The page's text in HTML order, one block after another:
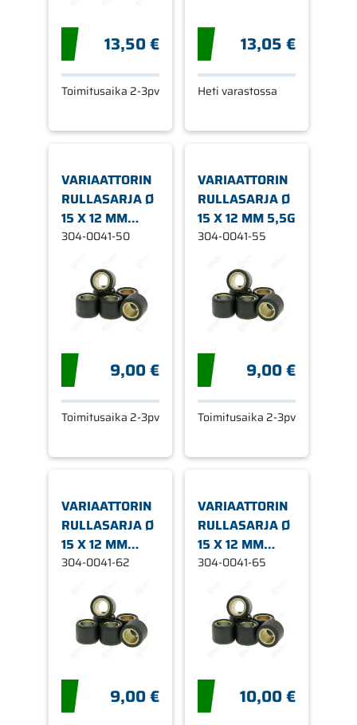
13,50 €
Toimitusaika 2-3pv
13,05 €
Heti varastossa
VARIAATTORIN
RULLASARJA Ø
15 X 12 MM
5,0G
304-0041-50
9,00 €
Toimitusaika 2-3pv
VARIAATTORIN
RULLASARJA Ø
15 X 12 MM 5,5G
304-0041-55
9,00 €
Toimitusaika 2-3pv
VARIAATTORIN
RULLASARJA Ø
15 X 12 MM
6,2G
304-0041-62
9,00 €
VARIAATTORIN
RULLASARJA Ø
15 X 12 MM
6,5G
304-0041-65
10,00 €